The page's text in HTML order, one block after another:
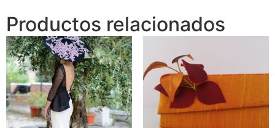
Productos relacionados